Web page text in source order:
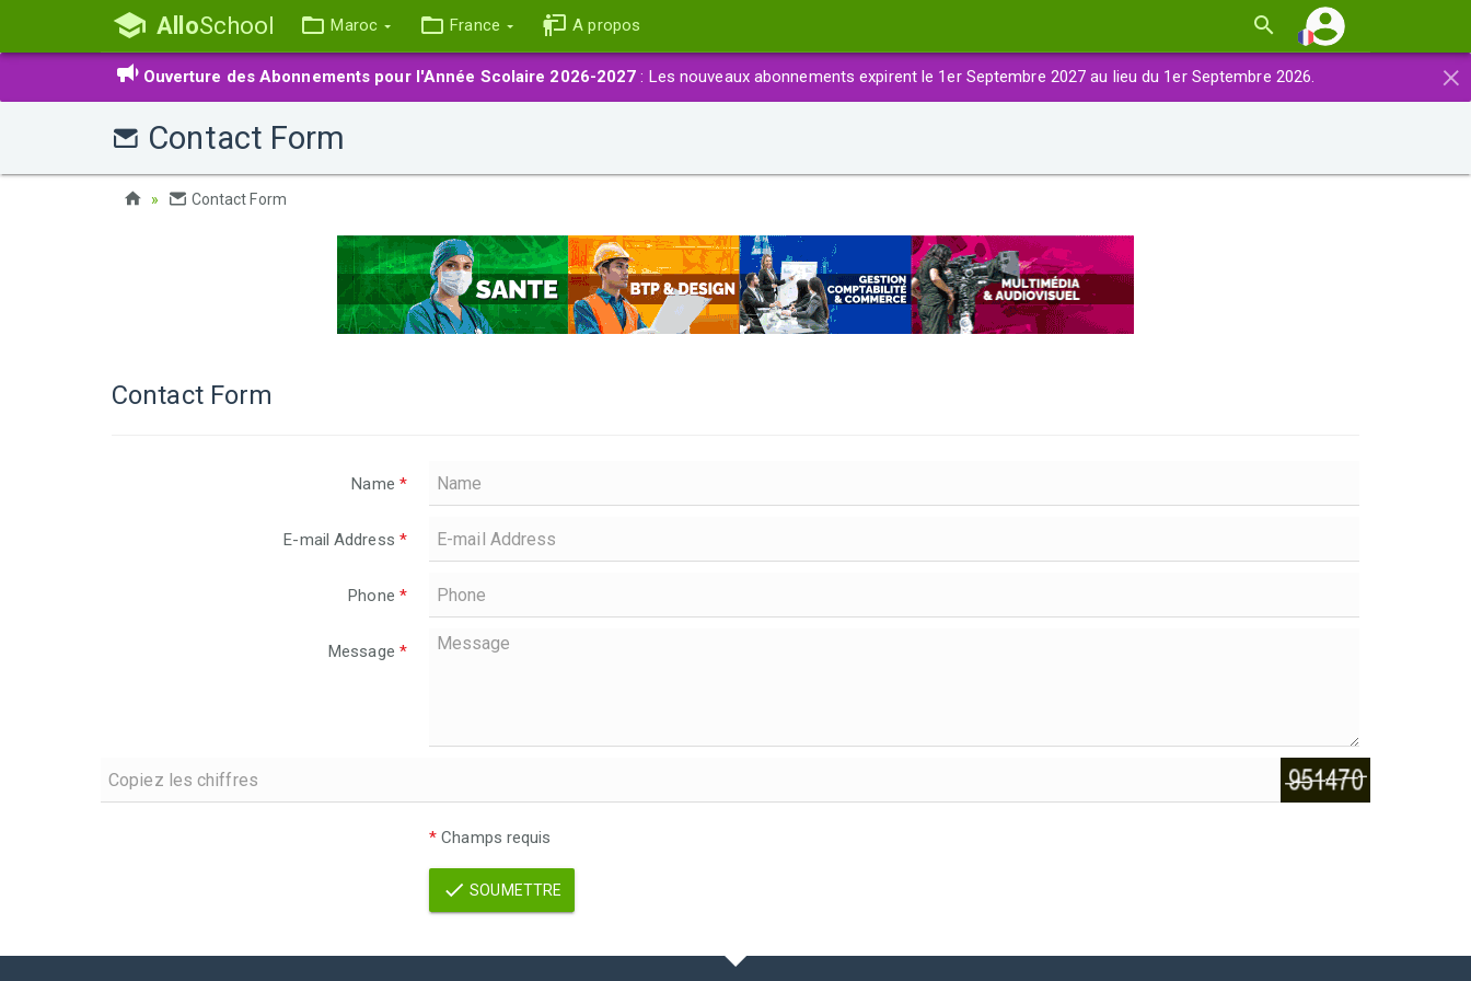
AlloSchool Maroc France A propos
×
Ouverture des Abonnements pour l'Année Scolaire 2026-2027 : Les nouveaux abonnements expirent le 1er Septembre 2027 au lieu du 1er Septembre 2026.
Contact Form
Contact Form
Contact Form
Name *
E-mail Address *
Phone *
Message *
* Champs requis
SOUMETTRE